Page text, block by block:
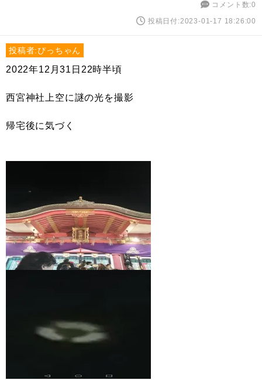
コメント数:0
投稿日付:2023-01-17 18:26:00
投稿者:ぴっちゃん
2022年12月31日22時半頃
西宮神社上空に謎の光を撮影
帰宅後に気づく